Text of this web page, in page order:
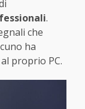
.
che
ha
proprio PC.